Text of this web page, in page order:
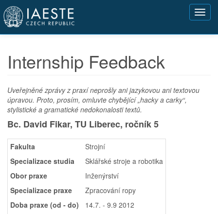
Přejít
hlavnímu
obsahu
Internship Feedback
Uveřejněné zprávy z praxí neprošly ani jazykovou ani textovou
úpravou. Proto, prosím, omluvte chybějící „hacky a carky“,
stylistické a gramatické nedokonalosti textů.
Bc. David Fikar, TU Liberec, ročník 5
Fakulta
Strojní
Specializace studia
Sklářské stroje a robotika
Obor praxe
Inženýrství
Specializace praxe
Zpracování ropy
Doba praxe (od - do)
14.7. - 9.9 2012